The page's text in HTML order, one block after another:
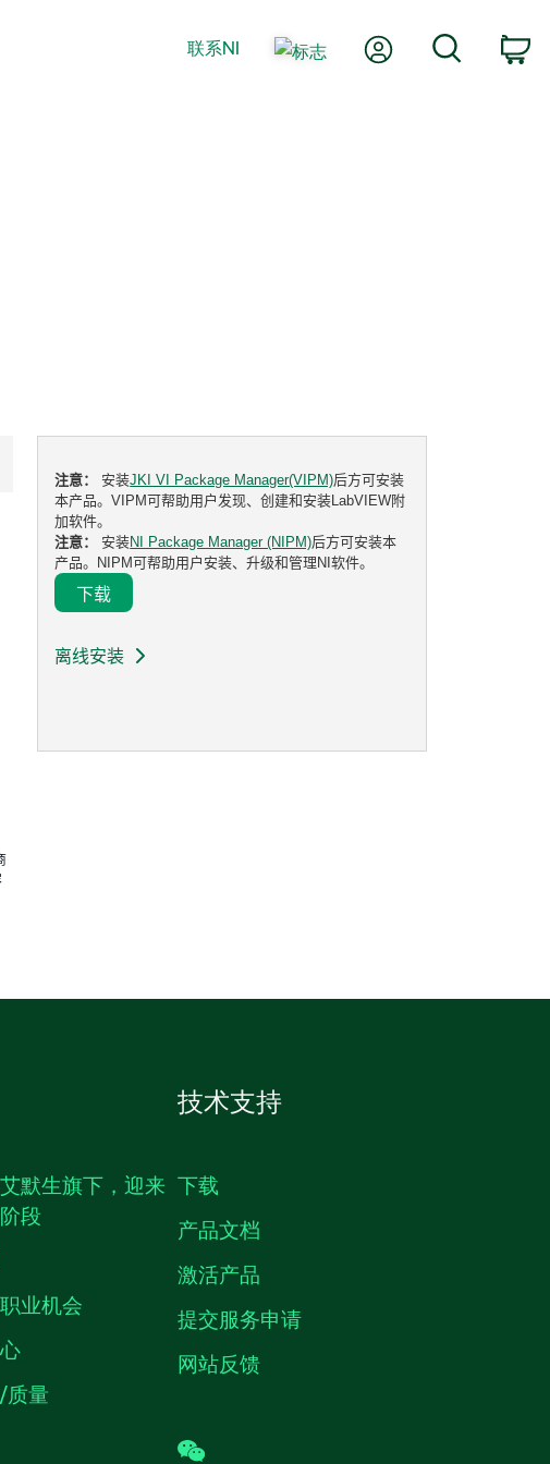
联系NI 我的账户
注意： 安装JKI VI Package Manager(VIPM)后方可安装
本产品。VIPM可帮助用户发现、创建和安装LabVIEW附
加软件。
注意： 安装NI Package Manager (NIPM)后方可安装本
产品。NIPM可帮助用户安装、升级和管理NI软件。
下载
离线安装
默生旗下，迎来
段
业机会
质量
技术支持
下载
产品文档
激活产品
提交服务申请
网站反馈
wechat